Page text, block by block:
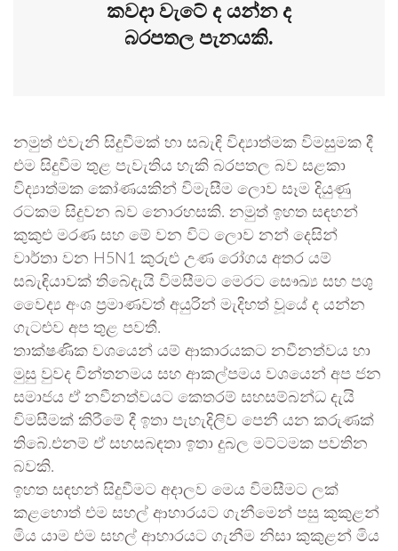
කවදා වැටේ ද යන්න ද
බරපතල පැනයකි.
නමුත් එවැනි සිදුවීමක් හා සබැඳි විද්‍යාත්මක විමසුමක දී
එම සිදුවීම තුළ පැවැතිය හැකි බරපතල බව සළකා
විද්‍යාත්මක කෝණයකින් විමැසීම ලොව සෑම දියුණු
රටකම සිදුවන බව නොරහසකි. නමුත් ඉහත සඳහන්
කුකුළු මරණ සහ මේ වන විට ලොව නන් දෙසින්
වාර්තා වන H5N1 කුරුළු උණ රෝගය අතර යම්
සබැඳියාවක් තිබේදැයි විමසීමට මෙරට සෞඛ්‍ය සහ පශු
වෛද්‍ය අංශ ප්‍රමාණවත් අයුරින් මැදිහත් වූයේ ද යන්න
ගැටළුව අප තුළ පවතී.
තාක්ෂණික වශයෙන් යම් ආකාරයකට නවීනත්වය හා
මුසු වුවද චින්තනමය සහ ආකල්පමය වශයෙන් අප ජන
සමාජය ඒ නවීනත්වයට කෙතරම් සහසම්බන්ධ දැයි
විමසීමක් කිරීමේ දී ඉතා පැහැදිලිව පෙනී යන කරුණක්
තිබේ.එනම් ඒ සහසබඳතා ඉතා දුබල මට්ටමක පවතින
බවකි.
ඉහත සඳහන් සිදුවීමට අදාලව මෙය විමසීමට ලක්
කළහොත් එම සහල් ආහාරයට ගැනීමෙන් පසු කුකුළන්
මිය යාම එම සහල් ආහාරයට ගැනීම නිසා කුකුළන් මිය